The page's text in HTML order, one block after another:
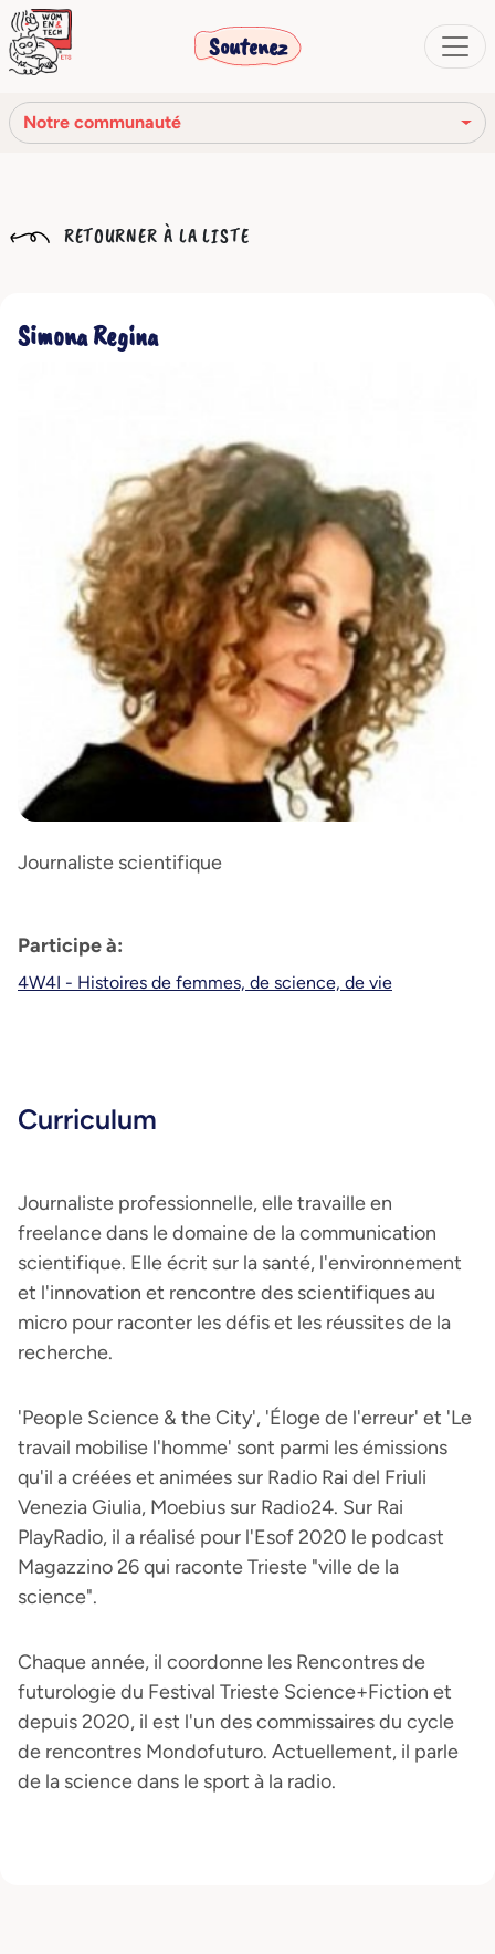
Soutenez
Notre communauté
Notre histoire
Code Éthique
RETOURNER À LA LISTE
Simona Regina
Journaliste scientifique
Participe à:
4W4I - Histoires de femmes, de science, de vie
Curriculum
Journaliste professionnelle, elle travaille en
freelance dans le domaine de la communication
scientifique. Elle écrit sur la santé, l'environnement
et l'innovation et rencontre des scientifiques au
micro pour raconter les défis et les réussites de la
recherche.
'People Science & the City', 'Éloge de l'erreur' et 'Le
travail mobilise l'homme' sont parmi les émissions
qu'il a créées et animées sur Radio Rai del Friuli
Venezia Giulia, Moebius sur Radio24. Sur Rai
PlayRadio, il a réalisé pour l'Esof 2020 le podcast
Magazzino 26 qui raconte Trieste "ville de la
science".
Chaque année, il coordonne les Rencontres de
futurologie du Festival Trieste Science+Fiction et
depuis 2020, il est l'un des commissaires du cycle
de rencontres Mondofuturo. Actuellement, il parle
de la science dans le sport à la radio.